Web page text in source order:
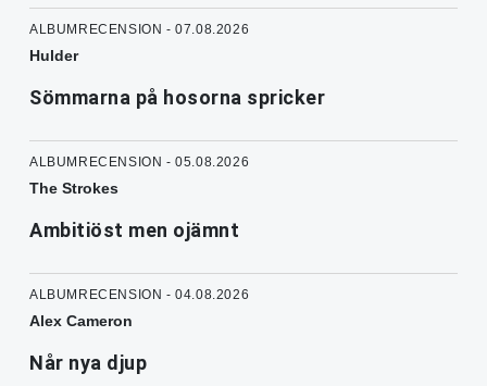
ALBUMRECENSION - 07.08.2026
Hulder
Sömmarna på hosorna spricker
ALBUMRECENSION - 05.08.2026
The Strokes
Ambitiöst men ojämnt
ALBUMRECENSION - 04.08.2026
Alex Cameron
Når nya djup